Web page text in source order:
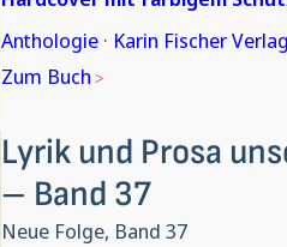
Anthologie · Karin Fischer Verlag
Zum Buch
Lyrik und Prosa
– Band 37
Neue Folge, Band 37